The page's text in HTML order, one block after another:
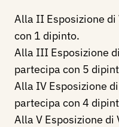
Alla II Esposizione
con 1 dipinto.
Alla III Esposizione
partecipa con 5
Alla IV Esposizione
partecipa con 4
Alla V Esposizione